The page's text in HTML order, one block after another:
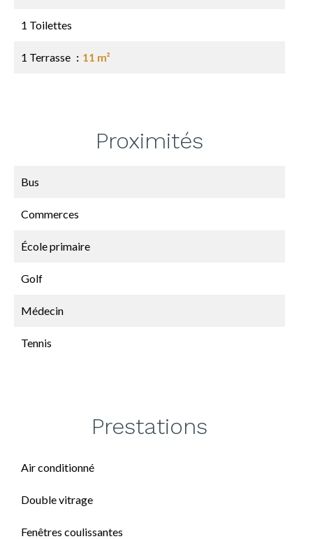
1 Toilettes
1 Terrasse 11 m²
Proximités
Bus
Commerces
École primaire
Golf
Médecin
Tennis
Prestations
Air conditionné
Double vitrage
Fenêtres coulissantes